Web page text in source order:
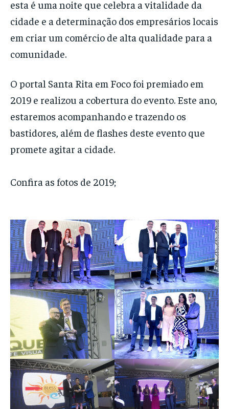
esta é uma noite que celebra a vitalidade da
cidade e a determinação dos empresários locais
em criar um comércio de alta qualidade para a
comunidade.
O portal Santa Rita em Foco foi premiado em
2019 e realizou a cobertura do evento. Este ano,
estaremos acompanhando e trazendo os
bastidores, além de flashes deste evento que
promete agitar a cidade.
Confira as fotos de 2019;